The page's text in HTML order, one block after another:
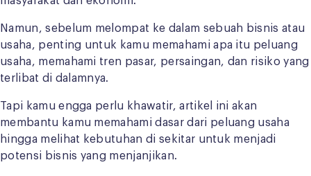
Namun, sebelum melompat ke dalam sebuah bisnis atau
usaha, penting untuk kamu memahami apa itu peluang
usaha, memahami tren pasar, persaingan, dan risiko yang
terlibat di dalamnya.
Tapi kamu engga perlu khawatir, artikel ini akan
membantu kamu memahami dasar dari peluang usaha
hingga melihat kebutuhan di sekitar untuk menjadi
potensi bisnis yang menjanjikan.